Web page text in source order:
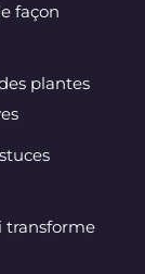
façon
plantes
transforme